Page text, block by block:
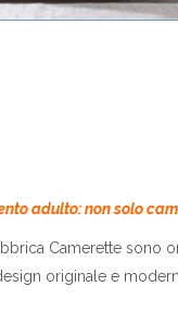
adulto: non solo
Camerette sono
originale e